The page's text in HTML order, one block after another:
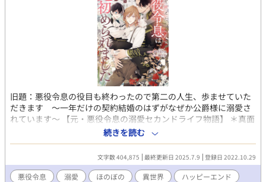
旧題：悪役令息の役目も終わったので第二の人生、歩ませていた
だきます 〜一年だけの契約結婚のはずがなぜか公爵様に溺愛さ
れています〜 【元・悪役令息の溺愛セカンドライフ物語】 ＊真面
目で紳士的だが少し天然気味のスパダリ系公爵✕元・悪役令息
「ダリル・コッド、君との婚約はこの場をもって破棄する！」 婚
約者のアルフレッドの言葉に、ダリルは俯き、震える拳を握りし
めた。 （……や、やっと、これで悪役令息の役目から開放され
る！） 悪役令息、ダリル・コッドは知っている。 この世界が、妹
続きを読む
文字数 404,875 最終更新日 2025.7.9 登録日 2022.10.29
悪役令息 溺愛 ほのぼの 異世界
ハッピーエンド